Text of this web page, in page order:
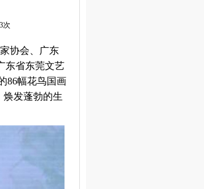
次
协会、广东
东省东莞文艺
86幅花鸟国画
焕发蓬勃的生